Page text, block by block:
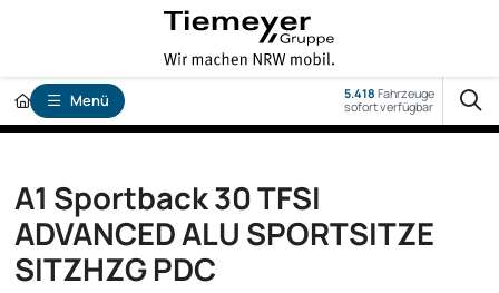
Menü 5.418 Fahrzeuge
sofort verfügbar
A1 Sportback 30 TFSI
ADVANCED ALU SPORTSITZE
SITZHZG PDC